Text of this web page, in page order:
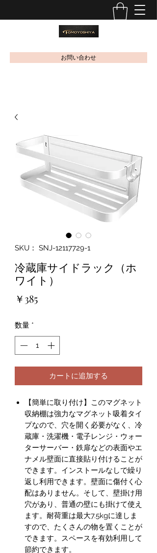
お問い合わせ
SKU： SNJ-12117729-1
冷蔵庫サイドラック（ホ
ワイト）
￥385価
数量 *
カートに追加する
【簡単に取り付け】このマグネット
収納棚は強力なマグネット吸着タイ
プなので、穴を開く必要がなく、冷
蔵庫・洗濯機・電子レンジ・ウォー
ターサーバー・鉄扉などの表面やエ
ナメル壁面に直接貼り付けることが
できます。インストールなしで繰り
返し利用できます。壁面に傷付く心
配はありません。そして、壁掛け用
穴があり、普通の壁にも掛けて使え
ます。耐荷重は最大7.5kgに達しま
すので、たくさんの物を置くことが
できます。スペースを有効利用して
節約できます。